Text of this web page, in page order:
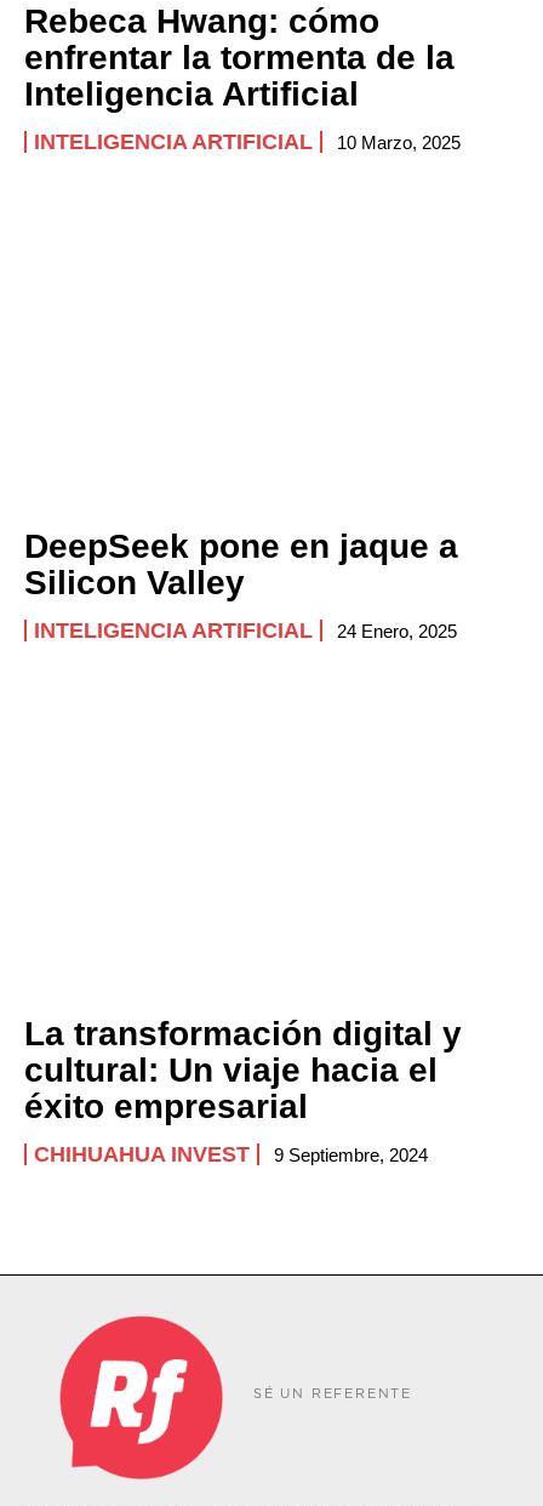
Rebeca Hwang: cómo
enfrentar la tormenta de la
Inteligencia Artificial
INTELIGENCIA ARTIFICIAL 10 Marzo, 2025
DeepSeek pone en jaque a
Silicon Valley
INTELIGENCIA ARTIFICIAL 24 Enero, 2025
La transformación digital y
cultural: Un viaje hacia el
éxito empresarial
CHIHUAHUA INVEST 9 Septiembre, 2024
SÉ UN REFERENTE